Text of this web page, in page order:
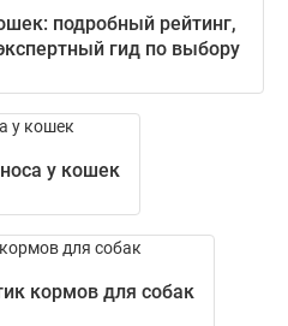
подробный рейтинг,
гид по выбору
у кошек
кормов для собак